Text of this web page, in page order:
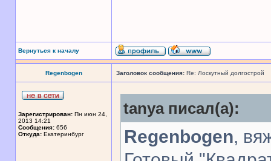
Вернуться к началу
Regenbogen Заголовок сообщения: Re: Лоскутный долгострой
Зарегистрирован: Пн июн 24,
2013 14:21
Сообщения: 656
Откуда: Екатеринбург
tanya писал(а):
Regenbogen,